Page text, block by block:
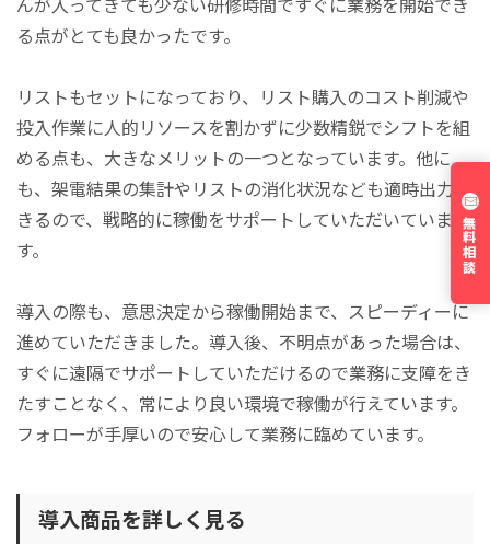
る点がとても良かったです。
リストもセットになっており、リスト購入のコスト削減や
投入作業に人的リソースを割かずに少数精鋭でシフトを組
める点も、大きなメリットの一つとなっています。他に
も、架電結果の集計やリストの消化状況なども適時出力で
きるので、戦略的に稼働をサポートしていただいていま
す。
導入の際も、意思決定から稼働開始まで、スピーディーに
進めていただきました。導入後、不明点があった場合は、
すぐに遠隔でサポートしていただけるので業務に支障をき
たすことなく、常により良い環境で稼働が行えています。
フォローが手厚いので安心して業務に臨めています。
導入商品を詳しく見る
無料相談